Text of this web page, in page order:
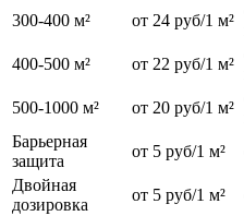
300-400 м² от 24 руб/1 м²
400-500 м² от 22 руб/1 м²
500-1000 м² от 20 руб/1 м²
Барьерная
защита
от 5 руб/1 м²
Двойная
дозировка
от 5 руб/1 м²